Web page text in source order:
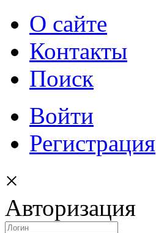
О сайте
Контакты
Поиск
Войти
Регистрация
×
Авторизация